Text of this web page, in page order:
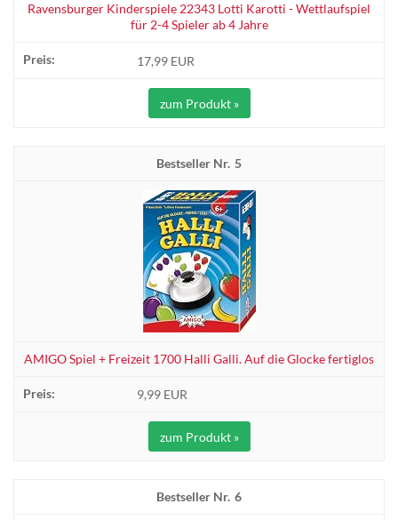
Ravensburger Kinderspiele 22343 Lotti Karotti - Wettlaufspiel
für 2-4 Spieler ab 4 Jahre
17,99 EUR
zum Produkt »
5
AMIGO Spiel + Freizeit 1700 Halli Galli. Auf die Glocke fertiglos
9,99 EUR
zum Produkt »
6